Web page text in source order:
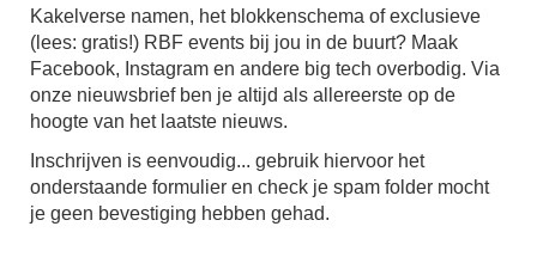
Kakelverse namen, het blokkenschema of exclusieve
(lees: gratis!) RBF events bij jou in de buurt? Maak
Facebook, Instagram en andere big tech overbodig. Via
onze nieuwsbrief ben je altijd als allereerste op de
hoogte van het laatste nieuws.
Inschrijven is eenvoudig... gebruik hiervoor het
onderstaande formulier en check je spam folder mocht
je geen bevestiging hebben gehad.